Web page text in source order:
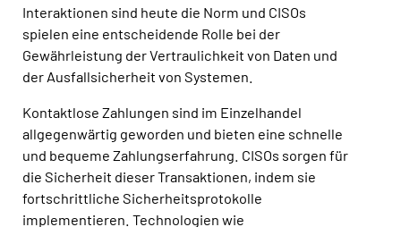
Interaktionen sind heute die Norm und CISOs
spielen eine entscheidende Rolle bei der
Gewährleistung der Vertraulichkeit von Daten und
der Ausfallsicherheit von Systemen.
Kontaktlose Zahlungen sind im Einzelhandel
allgegenwärtig geworden und bieten eine schnelle
und bequeme Zahlungserfahrung. CISOs sorgen für
die Sicherheit dieser Transaktionen, indem sie
fortschrittliche Sicherheitsprotokolle
implementieren. Technologien wie